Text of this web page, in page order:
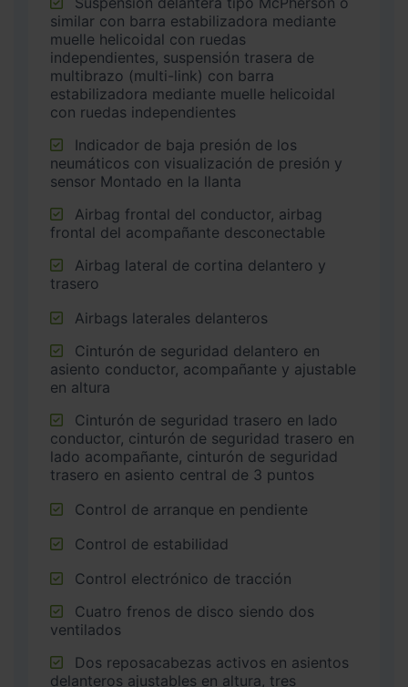
similar con barra estabilizadora mediante
muelle helicoidal con ruedas
independientes, suspensión trasera de
multibrazo (multi-link) con barra
estabilizadora mediante muelle helicoidal
con ruedas independientes
neumáticos con visualización de presión y
sensor Montado en la llanta
frontal del acompañante desconectable
trasero
Airbags laterales delanteros
asiento conductor, acompañante y ajustable
en altura
conductor, cinturón de seguridad trasero en
lado acompañante, cinturón de seguridad
trasero en asiento central de 3 puntos
Control de arranque en pendiente
Control de estabilidad
Control electrónico de tracción
ventilados
delanteros ajustables en altura, tres